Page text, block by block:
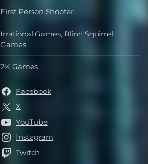
Gênero
First Person Shooter
Desenvolvedora
Irrational Games, Blind Squirrel
Games
Distribuidora
2K Games
Links
Facebook
X
YouTube
Instagram
Twitch